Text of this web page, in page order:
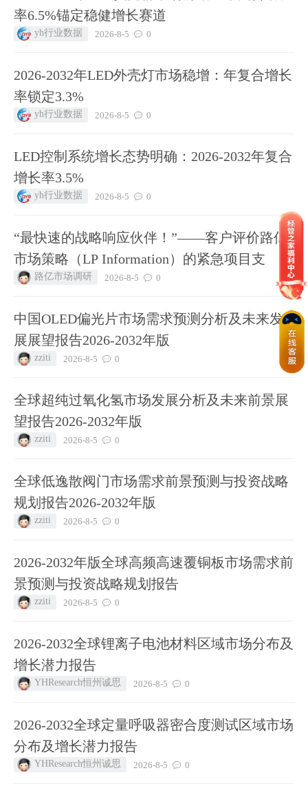
率6.5%锚定稳健增长赛道
yh行业数据 2026-8-5 0
2026-2032年LED外壳灯市场稳增：年复合增长
率锁定3.3%
yh行业数据 2026-8-5 0
LED控制系统增长态势明确：2026-2032年复合
增长率3.5%
yh行业数据 2026-8-5 0
“最快速的战略响应伙伴！”——客户评价路亿
市场策略（LP Information）的紧急项目支
路亿市场调研 2026-8-5 0
中国OLED偏光片市场需求预测分析及未来发
展展望报告2026-2032年版
zziti 2026-8-5 0
全球超纯过氧化氢市场发展分析及未来前景展
望报告2026-2032年版
zziti 2026-8-5 0
全球低逸散阀门市场需求前景预测与投资战略
规划报告2026-2032年版
zziti 2026-8-5 0
2026-2032年版全球高频高速覆铜板市场需求前
景预测与投资战略规划报告
zziti 2026-8-5 0
2026‑2032全球锂离子电池材料区域市场分布及
增长潜力报告
YHResearch恒州诚思 2026-8-5 0
2026‑2032全球定量呼吸器密合度测试区域市场
分布及增长潜力报告
YHResearch恒州诚思 2026-8-5 0